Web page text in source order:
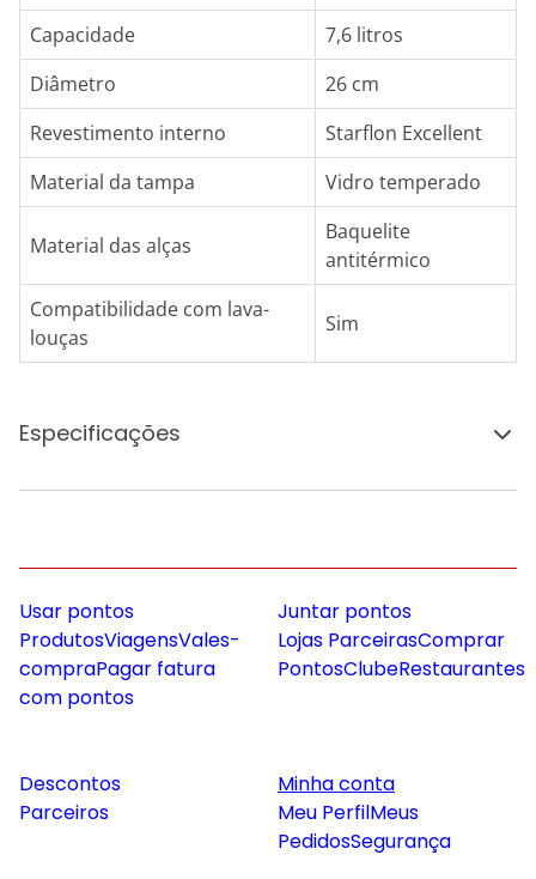
Capacidade
7,6 litros
Diâmetro
26 cm
Revestimento interno
Starflon Excellent
Material da tampa
Vidro temperado
Material das alças
Baquelite
antitérmico
Compatibilidade com lava-
louças
Sim
Especificações
Usar pontos
ProdutosViagensVales-
compraPagar fatura
com pontos
Juntar pontos
Lojas ParceirasComprar
PontosClubeRestaurantes
Descontos
Parceiros
Minha conta
Meu PerfilMeus
PedidosSegurança